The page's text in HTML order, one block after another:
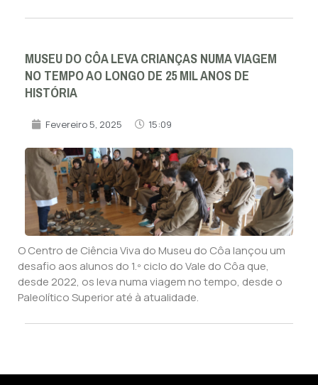
MUSEU DO CÔA LEVA CRIANÇAS NUMA VIAGEM
NO TEMPO AO LONGO DE 25 MIL ANOS DE
HISTÓRIA
Fevereiro 5, 2025 15:09
O Centro de Ciência Viva do Museu do Côa lançou um
desafio aos alunos do 1.º ciclo do Vale do Côa que,
desde 2022, os leva numa viagem no tempo, desde o
Paleolítico Superior até à atualidade.